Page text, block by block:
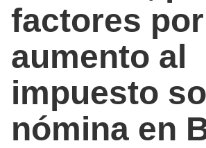
factores por
aumento al
impuesto
nómina en